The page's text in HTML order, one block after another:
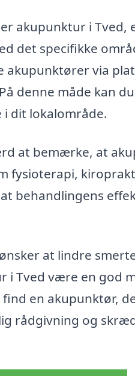
akupunktur i
det specifikke
akupunktører via
denne måde kan
dit lokalområde.
at bemærke, at
fysioterapi,
behandlingens
at lindre
i Tved være en god
en akupunktør,
rådgivning og